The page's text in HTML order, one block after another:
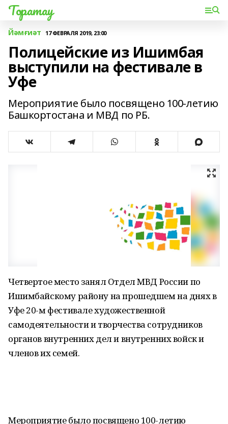
Торатау
Йәмғиәт 17 ФЕВРАЛЯ 2019, 23:00
Полицейские из Ишимбая
выступили на фестивале в
Уфе
Мероприятие было посвящено 100-летию
Башкортостана и МВД по РБ.
Четвертое место занял Отдел МВД России по
Ишимбайскому району на прошедшем на днях в
Уфе 20-м фестивале художественной
самодеятельности и творчества сотрудников
органов внутренних дел и внутренних войск и
членов их семей.
Мероприятие было посвящено 100-летию